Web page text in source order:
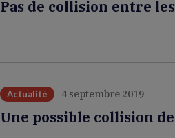
Pas de collision entre
Actualité 4 septembre 2019
Une possible collision